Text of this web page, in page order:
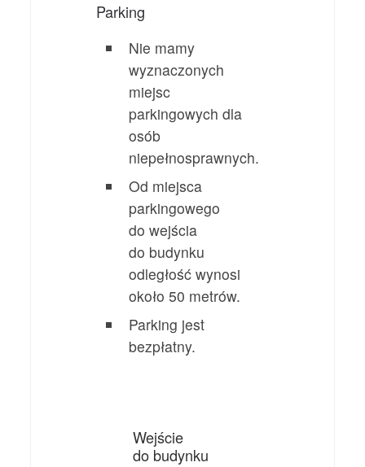
Parking
Nie mamy
wyznaczonych
miejsc
parkingowych dla
osób
niepełnosprawnych.
Od miejsca
parkingowego
do wejścia
do budynku
odległość wynosi
około 50 metrów.
Parking jest
bezpłatny.
Wejście
do budynku